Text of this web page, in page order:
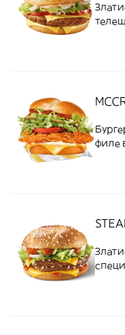
филе